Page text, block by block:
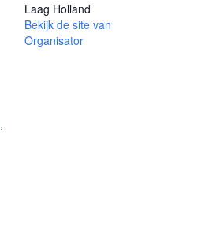
,
Laag Holland
Bekijk de site van
Organisator